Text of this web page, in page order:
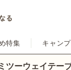
特集 キャン
ツーウェイテー